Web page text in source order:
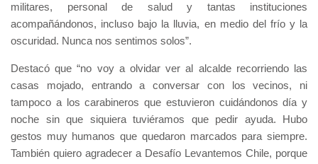
militares, personal de salud y tantas instituciones
acompañándonos, incluso bajo la lluvia, en medio del frío y la
oscuridad. Nunca nos sentimos solos”.
Destacó que “no voy a olvidar ver al alcalde recorriendo las
casas mojado, entrando a conversar con los vecinos, ni
tampoco a los carabineros que estuvieron cuidándonos día y
noche sin que siquiera tuviéramos que pedir ayuda. Hubo
gestos muy humanos que quedaron marcados para siempre.
También quiero agradecer a Desafío Levantemos Chile, porque